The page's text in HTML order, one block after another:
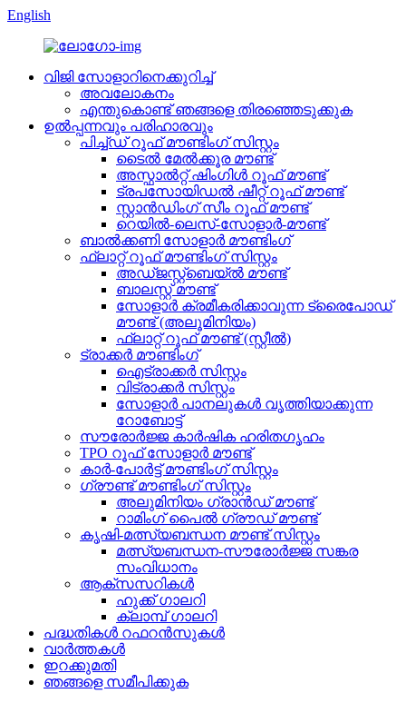
English
വിജി സോളാറിനെക്കുറിച്ച്
അവലോകനം
എന്തുകൊണ്ട് ഞങ്ങളെ തിരഞ്ഞെടുക്കുക
ഉൽപ്പന്നവും പരിഹാരവും
പിച്ച്ഡ് റൂഫ് മൗണ്ടിംഗ് സിസ്റ്റം
ടൈൽ മേൽക്കൂര മൗണ്ട്
അസ്ഫാൽറ്റ് ഷിംഗിൾ റൂഫ് മൗണ്ട്
ട്രപസോയിഡൽ ഷീറ്റ് റൂഫ് മൗണ്ട്
സ്റ്റാൻഡിംഗ് സീം റൂഫ് മൗണ്ട്
റെയിൽ-ലെസ്-സോളാർ-മൗണ്ട്
ബാൽക്കണി സോളാർ മൗണ്ടിംഗ്
ഫ്ലാറ്റ് റൂഫ് മൗണ്ടിംഗ് സിസ്റ്റം
അഡ്ജസ്റ്റ്ബെയ്ൽ മൗണ്ട്
ബാലസ്റ്റ് മൗണ്ട്
സോളാർ ക്രമീകരിക്കാവുന്ന ട്രൈപോഡ്
മൗണ്ട് (അലൂമിനിയം)
ഫ്ലാറ്റ് റൂഫ് മൗണ്ട് (സ്റ്റീൽ)
ട്രാക്കർ മൗണ്ടിംഗ്
ഐട്രാക്കർ സിസ്റ്റം
വിട്രാക്കർ സിസ്റ്റം
സോളാർ പാനലുകൾ വൃത്തിയാക്കുന്ന
റോബോട്ട്
സൗരോർജ്ജ കാർഷിക ഹരിതഗൃഹം
TPO റൂഫ് സോളാർ മൗണ്ട്
കാർ-പോർട്ട് മൗണ്ടിംഗ് സിസ്റ്റം
ഗ്രൗണ്ട് മൗണ്ടിംഗ് സിസ്റ്റം
അലുമിനിയം ഗ്രാൻഡ് മൗണ്ട്
റാമിംഗ് പൈൽ ഗ്രൗഡ് മൗണ്ട്
കൃഷി-മത്സ്യബന്ധന മൗണ്ട് സിസ്റ്റം
മത്സ്യബന്ധന-സൗരോർജ്ജ സങ്കര
സംവിധാനം
ആക്‌സസറികൾ
ഹുക്ക് ഗാലറി
ക്ലാമ്പ് ഗാലറി
പദ്ധതികൾ റഫറൻസുകൾ
വാർത്തകൾ
ഇറക്കുമതി
ഞങ്ങളെ സമീപിക്കുക